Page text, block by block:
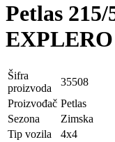
Petlas
Šifra
proizvoda
35508
Proizvođač Petlas
Sezona
Zimska
Tip vozila
4x4